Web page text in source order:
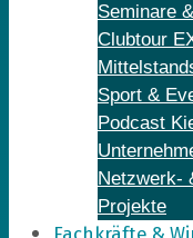
Seminare
Clubtour
Sport &
Podcast
Netzwerk-
Projekte